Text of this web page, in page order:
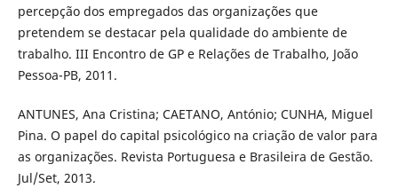
percepção dos empregados das organizações que
pretendem se destacar pela qualidade do ambiente de
trabalho. III Encontro de GP e Relações de Trabalho, João
Pessoa-PB, 2011.
ANTUNES, Ana Cristina; CAETANO, António; CUNHA, Miguel
Pina. O papel do capital psicológico na criação de valor para
as organizações. Revista Portuguesa e Brasileira de Gestão.
Jul/Set, 2013.